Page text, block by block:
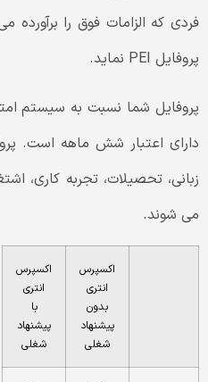
فردی که الزامات فوق را برآورده
پروفایل PEI نماید.
دارای اعتبار شش ماهه است.
زبانی، تحصیلات، تجربه کاری،
می شوند.
اکسپرس
انتری
بدون
پیشنهاد
شغلی
اکسپرس
انتری
با
پیشنهاد
شغلی